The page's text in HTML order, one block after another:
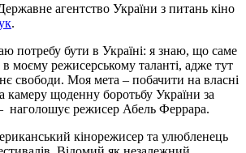
агентство України з питань кіно
.
потребу бути в Україні: я знаю, що саме
в моєму режисерському таланті, адже тут
свободи. Моя мета – побачити на власні
камеру щоденну боротьбу України за
наголошує режисер Абель Феррара.
кінорежисер та улюбленець